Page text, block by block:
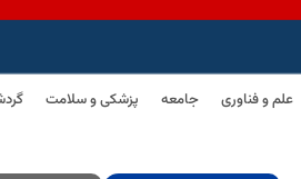
علم و فناوری جامعه پزشکی و سلامت